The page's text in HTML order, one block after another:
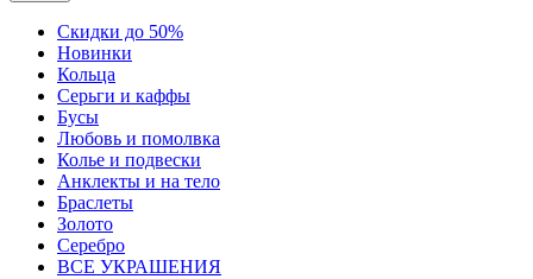
Скидки до 50%
Новинки
Кольца
Серьги и каффы
Бусы
Любовь и помолвка
Колье и подвески
Анклекты и на тело
Браслеты
Золото
Серебро
ВСЕ УКРАШЕНИЯ